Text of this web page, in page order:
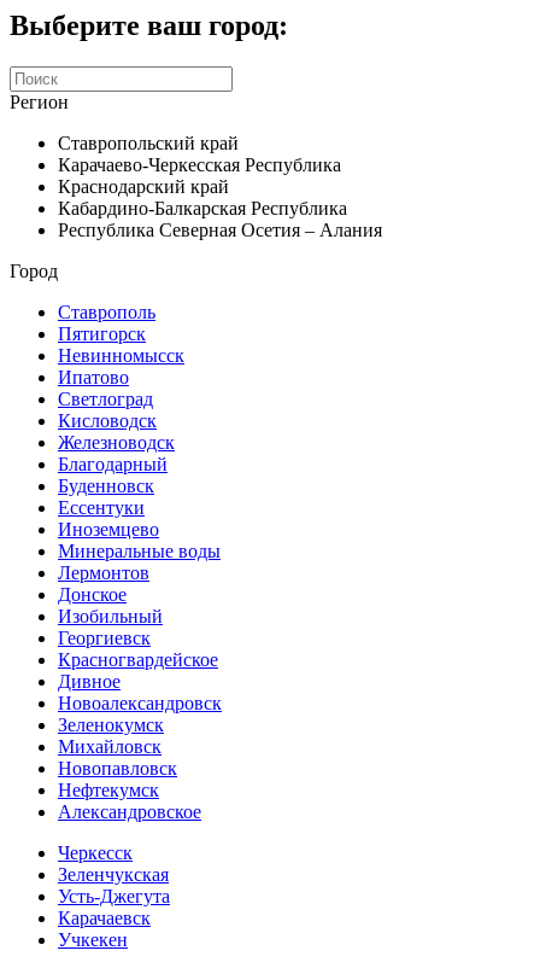
Выберите ваш город:
Регион
Ставропольский край
Карачаево-Черкесская Республика
Краснодарский край
Кабардино-Балкарская Республика
Республика Северная Осетия – Алания
Город
Ставрополь
Пятигорск
Невинномысск
Ипатово
Светлоград
Кисловодск
Железноводск
Благодарный
Буденновск
Ессентуки
Иноземцево
Минеральные воды
Лермонтов
Донское
Изобильный
Георгиевск
Красногвардейское
Дивное
Новоалександровск
Зеленокумск
Михайловск
Новопавловск
Нефтекумск
Александровское
Черкесск
Зеленчукская
Усть-Джегута
Карачаевск
Учкекен